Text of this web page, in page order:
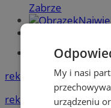
Zabrze
reklama
reklama
My i nasi
urządzeniu